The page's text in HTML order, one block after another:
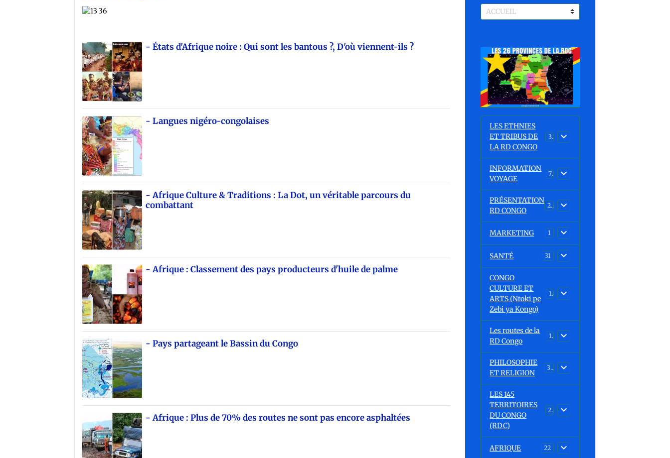
- États d'Afrique noire : Qui sont les bantous ?, D'où viennent-ils ?
- Langues nigéro-congolaises
- Afrique Culture & Traditions : La Dot, un véritable parcours du
combattant
- Afrique : Classement des pays producteurs d'huile de palme
- Pays partageant le Bassin du Congo
- Afrique : Plus de 70% des routes ne sont pas encore asphaltées
LES ETHNIES
ET TRIBUS DE
LA RD CONGO
37
INFORMATION
VOYAGE
7
PRÉSENTATION
RD CONGO
23
MARKETING 1
SANTÉ 31
CONGO
CULTURE ET
ARTS (Ntoki pe
Zebi ya Kongo)
15
Les routes de la
RD Congo
1
PHILOSOPHIE
ET RELIGION
32
LES 145
TERRITOIRES
DU CONGO
(RDC)
23
AFRIQUE 22